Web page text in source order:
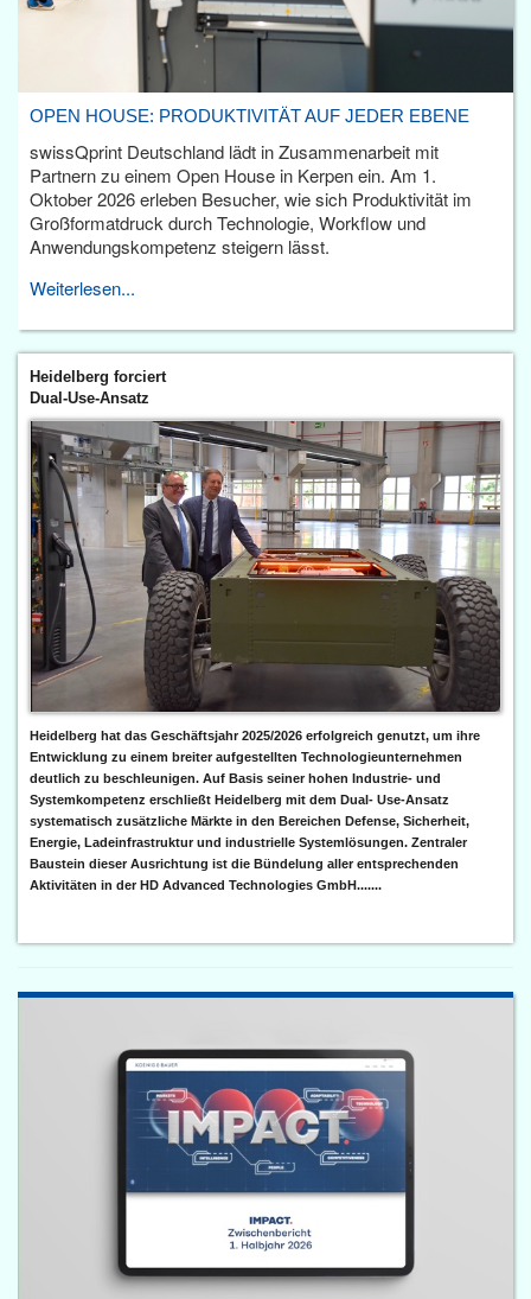
OPEN HOUSE: PRODUKTIVITÄT AUF JEDER EBENE
swissQprint Deutschland lädt in Zusammenarbeit mit
Partnern zu einem Open House in Kerpen ein. Am 1.
Oktober 2026 erleben Besucher, wie sich Produktivität im
Großformatdruck durch Technologie, Workflow und
Anwendungskompetenz steigern lässt.
Weiterlesen...
Heidelberg forciert
Dual-Use-Ansatz
Heidelberg hat das Geschäftsjahr 2025/2026 erfolgreich genutzt, um ihre
Entwicklung zu einem breiter aufgestellten Technologieunternehmen
deutlich zu beschleunigen. Auf Basis seiner hohen Industrie- und
Systemkompetenz erschließt Heidelberg mit dem Dual- Use-Ansatz
systematisch zusätzliche Märkte in den Bereichen Defense, Sicherheit,
Energie, Ladeinfrastruktur und industrielle Systemlösungen. Zentraler
Baustein dieser Ausrichtung ist die Bündelung aller entsprechenden
Aktivitäten in der HD Advanced Technologies GmbH.......